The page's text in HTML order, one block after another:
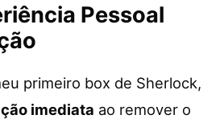
Pessoal
primeiro box de Sherlock,
imediata ao remover o